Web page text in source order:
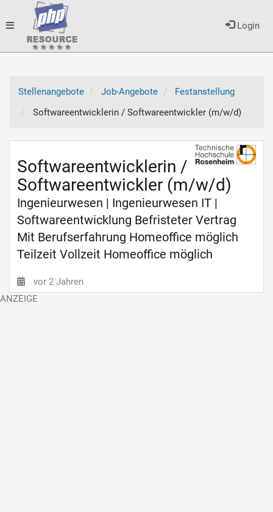
Login
Toggle
Stellenangebote
Job-Angebote
Festanstellung
Softwareentwicklerin / Softwareentwickler (m/w/d)
Softwareentwicklerin /
Softwareentwickler (m/w/d)
Ingenieurwesen | Ingenieurwesen IT |
Softwareentwicklung Befristeter Vertrag
Mit Berufserfahrung Homeoffice möglich
Teilzeit Vollzeit Homeoffice möglich
vor 2 Jahren